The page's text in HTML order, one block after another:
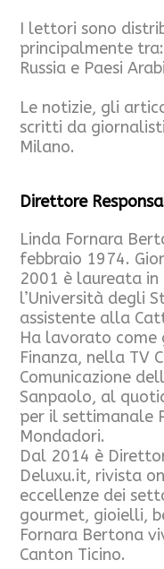
I lettori sono
principalmente
Russia e Paesi
Le notizie, gli
scritti da
Milano.
Direttore
Linda Fornara
febbraio 1974.
2001 è laureata in
l’Università degli
assistente alla
Ha lavorato come
Finanza, nella TV
Comunicazione
Sanpaolo, al
per il settimanale
Mondadori.
Dal 2014 è
Deluxu.it, rivista
eccellenze dei
gourmet, gioielli,
Fornara Bertona
Canton Ticino.